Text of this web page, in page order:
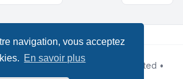
navigation, vous acceptez
En savoir plus
® Forum Software © phpBB Limited •